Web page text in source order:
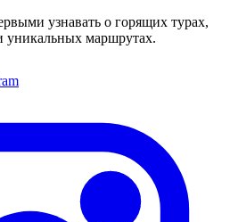
узнавать о горящих турах,
маршрутах.